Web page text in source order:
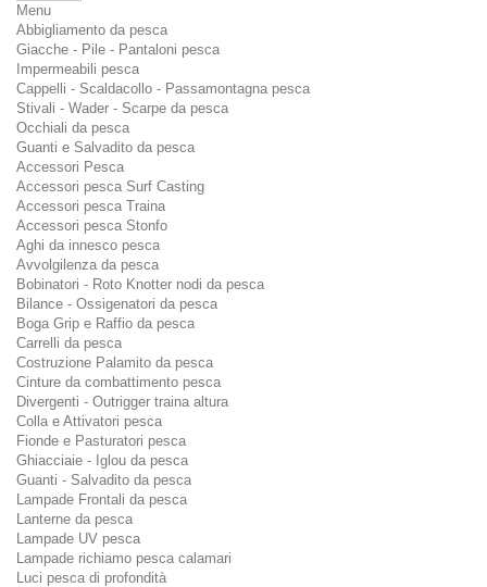
Menu
Abbigliamento da pesca
Giacche - Pile - Pantaloni pesca
Impermeabili pesca
Cappelli - Scaldacollo - Passamontagna pesca
Stivali - Wader - Scarpe da pesca
Occhiali da pesca
Guanti e Salvadito da pesca
Accessori Pesca
Accessori pesca Surf Casting
Accessori pesca Traina
Accessori pesca Stonfo
Aghi da innesco pesca
Avvolgilenza da pesca
Bobinatori - Roto Knotter nodi da pesca
Bilance - Ossigenatori da pesca
Boga Grip e Raffio da pesca
Carrelli da pesca
Costruzione Palamito da pesca
Cinture da combattimento pesca
Divergenti - Outrigger traina altura
Colla e Attivatori pesca
Fionde e Pasturatori pesca
Ghiacciaie - Iglou da pesca
Guanti - Salvadito da pesca
Lampade Frontali da pesca
Lanterne da pesca
Lampade UV pesca
Lampade richiamo pesca calamari
Luci pesca di profondità